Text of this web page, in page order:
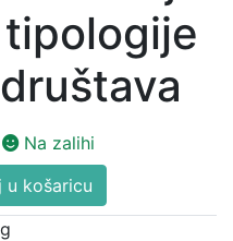
Na zalihi
u košaricu